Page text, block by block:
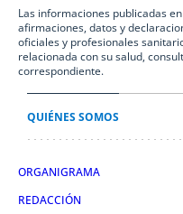
Las informaciones publicadas
afirmaciones, datos y
oficiales y profesionales
relacionada con su salud,
correspondiente.
QUIÉNES SOMOS
ORGANIGRAMA
REDACCIÓN